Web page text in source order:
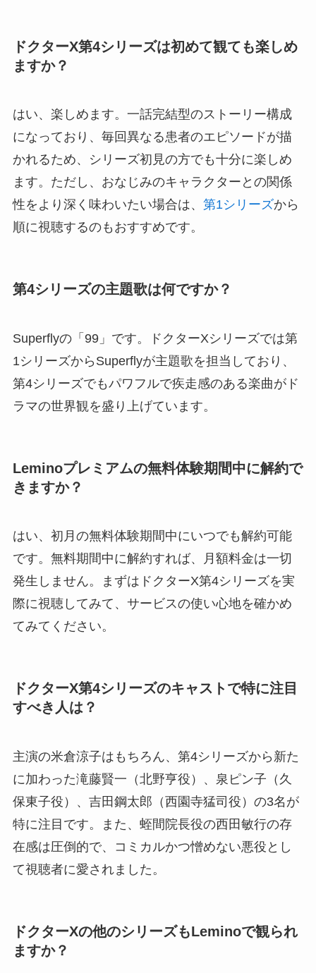
ドクターX第4シリーズは初めて観ても楽しめ
ますか？
はい、楽しめます。一話完結型のストーリー構成
になっており、毎回異なる患者のエピソードが描
かれるため、シリーズ初見の方でも十分に楽しめ
ます。ただし、おなじみのキャラクターとの関係
性をより深く味わいたい場合は、 第1シリーズから
順に視聴するのもおすすめです。
第4シリーズの主題歌は何ですか？
Superflyの「99」です。ドクターXシリーズでは第
1シリーズからSuperflyが主題歌を担当しており、
第4シリーズでもパワフルで疾走感のある楽曲がド
ラマの世界観を盛り上げています。
Leminoプレミアムの無料体験期間中に解約で
きますか？
はい、初月の無料体験期間中にいつでも解約可能
です。無料期間中に解約すれば、月額料金は一切
発生しません。まずはドクターX第4シリーズを実
際に視聴してみて、サービスの使い心地を確かめ
てみてください。
ドクターX第4シリーズのキャストで特に注目
すべき人は？
主演の米倉涼子はもちろん、第4シリーズから新た
に加わった滝藤賢一（北野亨役）、泉ピン子（久
保東子役）、吉田鋼太郎（西園寺猛司役）の3名が
特に注目です。また、蛭間院長役の西田敏行の存
在感は圧倒的で、コミカルかつ憎めない悪役とし
て視聴者に愛されました。
ドクターXの他のシリーズもLeminoで観られ
ますか？